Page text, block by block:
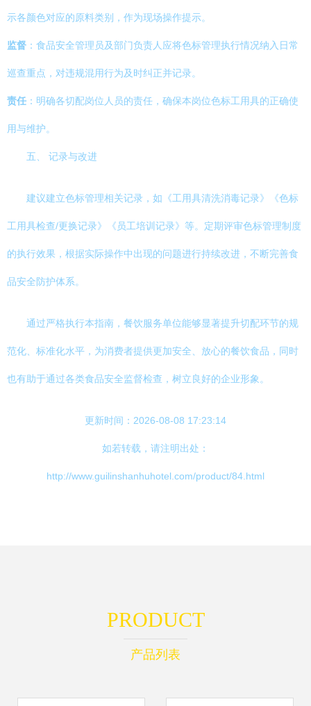
示各颜色对应的原料类别，作为现场操作提示。
监督 ：食品安全管理员及部门负责人应将色标管理执行情况纳入日常
巡查重点，对违规混用行为及时纠正并记录。
责任 ：明确各切配岗位人员的责任，确保本岗位色标工用具的正确使
用与维护。
五、 记录与改进
建议建立色标管理相关记录，如《工用具清洗消毒记录》《色标
工用具检查/更换记录》《员工培训记录》等。定期评审色标管理制度
的执行效果，根据实际操作中出现的问题进行持续改进，不断完善食
品安全防护体系。
通过严格执行本指南，餐饮服务单位能够显著提升切配环节的规
范化、标准化水平，为消费者提供更加安全、放心的餐饮食品，同时
也有助于通过各类食品安全监督检查，树立良好的企业形象。
更新时间：2026-08-08 17:23:14
如若转载，请注明出处：
http://www.guilinshanhuhotel.com/product/84.html
PRODUCT
产品列表